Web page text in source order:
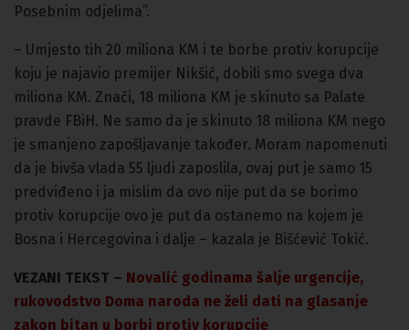
Posebnim odjelima”.
– Umjesto tih 20 miliona KM i te borbe protiv korupcije
koju je najavio premijer Nikšić, dobili smo svega dva
miliona KM. Znači, 18 miliona KM je skinuto sa Palate
pravde FBiH. Ne samo da je skinuto 18 miliona KM nego
je smanjeno zapošljavanje također. Moram napomenuti
da je bivša vlada 55 ljudi zaposlila, ovaj put je samo 15
predviđeno i ja mislim da ovo nije put da se borimo
protiv korupcije ovo je put da ostanemo na kojem je
Bosna i Hercegovina i dalje – kazala je Bišćević Tokić.
VEZANI TEKST – Novalić godinama šalje urgencije,
rukovodstvo Doma naroda ne želi dati na glasanje
zakon bitan u borbi protiv korupcije